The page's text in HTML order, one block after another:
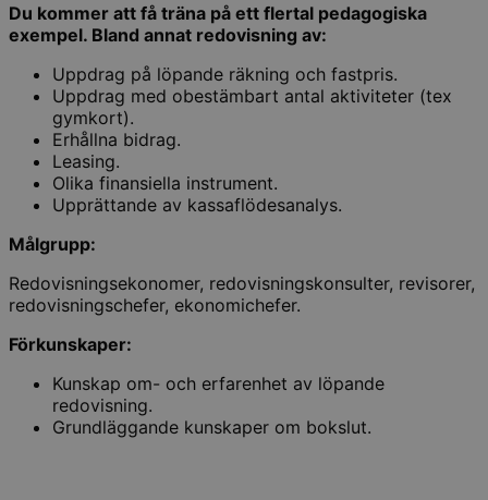
Du kommer att få träna på ett flertal pedagogiska
exempel. Bland annat redovisning av:
Uppdrag på löpande räkning och fastpris.
Uppdrag med obestämbart antal aktiviteter (tex
gymkort).
Erhållna bidrag.
Leasing.
Olika finansiella instrument.
Upprättande av kassaflödesanalys.
Målgrupp:
Redovisningsekonomer, redovisningskonsulter, revisorer,
redovisningschefer, ekonomichefer.
Förkunskaper:
Kunskap om- och erfarenhet av löpande
redovisning.
Grundläggande kunskaper om bokslut.